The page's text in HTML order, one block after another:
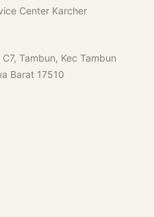
Center Karcher
Tambun, Kec Tambun
Barat 17510